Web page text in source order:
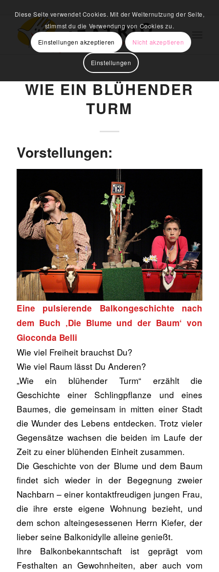
WIE EIN BLÜHENDER
TURM
Vorstellungen:
Eine pulsierende Balkongeschichte nach
dem Buch ‚Die Blume und der Baum‘ von
Gioconda Belli
Wie viel Freiheit brauchst Du?
Wie viel Raum lässt Du Anderen?
„Wie ein blühender Turm“ erzählt die
Geschichte einer Schlingpflanze und eines
Baumes, die gemeinsam in mitten einer Stadt
die Wunder des Lebens entdecken. Trotz vieler
Gegensätze wachsen die beiden im Laufe der
Zeit zu einer blühenden Einheit zusammen.
Die Geschichte von der Blume und dem Baum
findet sich wieder in der Begegnung zweier
Nachbarn – einer kontaktfreudigen jungen Frau,
die ihre erste eigene Wohnung bezieht, und
dem schon alteingesessenen Herrn Kiefer, der
lieber seine Balkonidylle alleine genießt.
Ihre Balkonbekanntschaft ist geprägt vom
Festhalten an Gewohnheiten, aber auch vom
Diese Seite verwendet Cookies. Mit der Weiternutzung der Seite,
stimmst du die Verwendung von Cookies zu.
Einstellungen akzeptieren
Nicht akzeptieren
Einstellungen